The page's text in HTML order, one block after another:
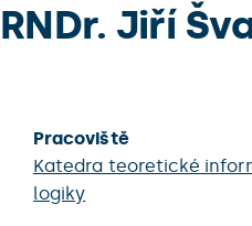
RNDr. Jiří
Pracoviště
Katedra teoretické
logiky